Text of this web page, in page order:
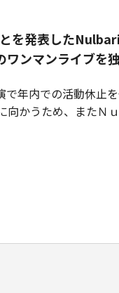
を発表した
ンマンライブを
年内での活動休止
向かうため、またＮ